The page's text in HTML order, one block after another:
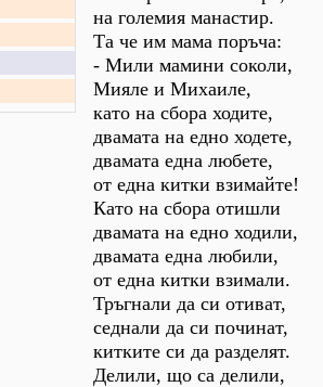
на големия манастир.
Та че им мама поръча:
- Мили мамини соколи,
Мияле и Михаиле,
като на сбора ходите,
двамата на едно ходете,
двамата една любете,
от една китки взимайте!
Като на сбора отишли
двамата на едно ходили,
двамата една любили,
от една китки взимали.
Тръгнали да си отиват,
седнали да си починат,
китките си да разделят.
Делили, що са делили,